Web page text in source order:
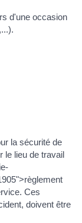
d'une occasion
la sécurité de
le lieu de travail
Ces
doivent être